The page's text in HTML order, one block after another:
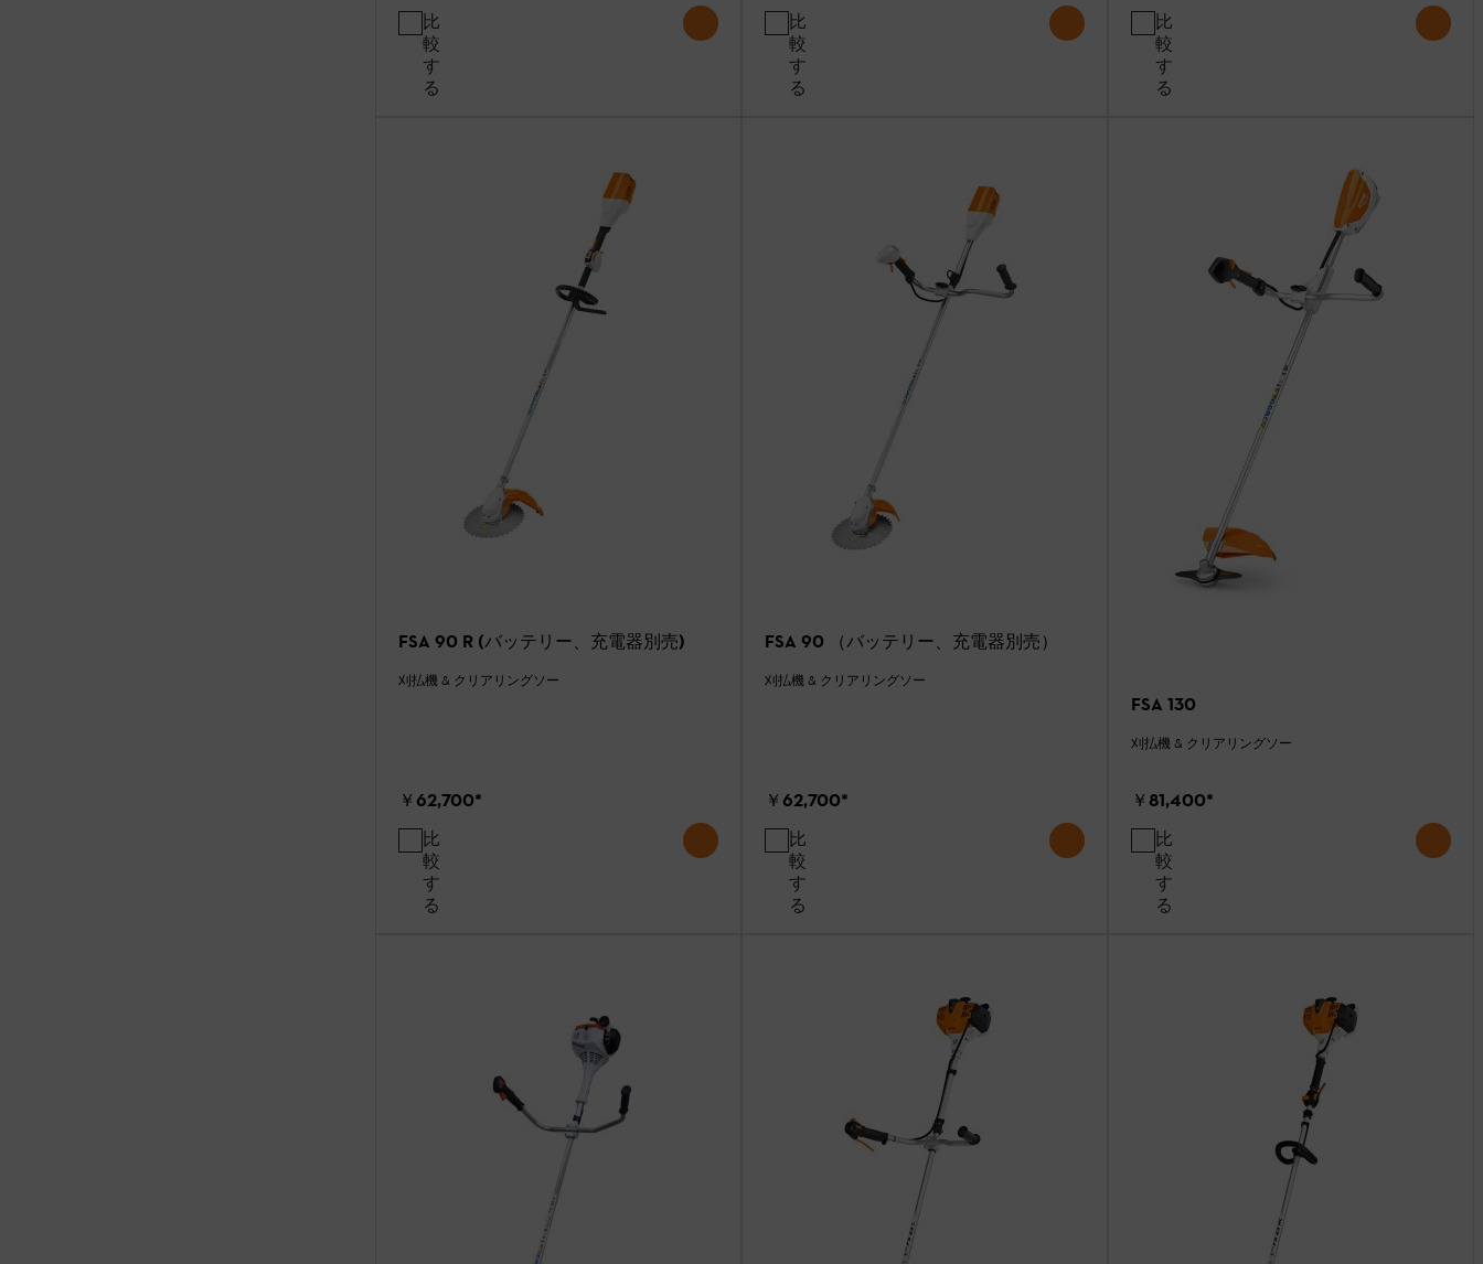
比
較
す
る
比
較
す
る
比
較
す
る
FSA 90 R (バッテリー、充電器別売)
刈払機 & クリアリングソー
￥62,700*
比
較
す
る
FSA 90 （バッテリー、充電器別売）
刈払機 & クリアリングソー
￥62,700*
比
較
す
る
FSA 130
刈払機 & クリアリングソー
￥81,400*
比
較
す
る